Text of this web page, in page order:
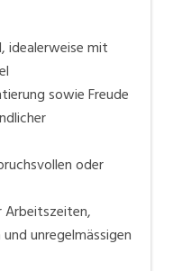
idealerweise mit
sowie Freude
oder
Arbeitszeiten,
unregelmässigen